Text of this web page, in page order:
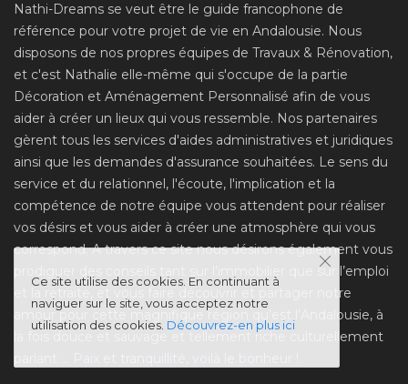
Nathi-Dreams se veut être le guide francophone de
référence pour votre projet de vie en Andalousie. Nous
disposons de nos propres équipes de Travaux & Rénovation,
et c'est Nathalie elle-même qui s'occupe de la partie
Décoration et Aménagement Personnalisé afin de vous
aider à créer un lieux qui vous ressemble. Nos partenaires
gèrent tous les services d'aides administratives et juridiques
ainsi que les demandes d'assurance souhaitées. Le sens du
service et du relationnel, l'écoute, l'implication et la
compétence de notre équipe vous attendent pour réaliser
vos désirs et vous aider à créer une atmosphère qui vous
correspond. A travers ce site nous désirons également vous
prodiguer des conseils tant sur l’immobilier que sur l’emploi
et la retraite, et vous faire découvrir et partager notre
amour pour cette magnifique région qu’est l’Andalousie, à
la fois douce et sauvage et tellement riche culturellement
Ce site utilise des cookies. En continuant à
naviguer sur le site, vous acceptez notre
utilisation des cookies. Découvrez-en plus ici